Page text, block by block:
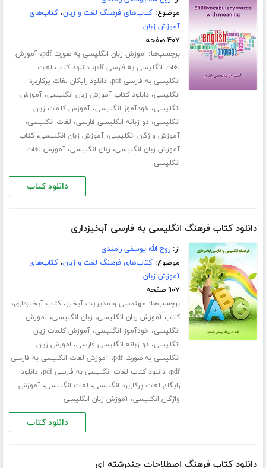
موضوع:کتاب‌های فرهنگ لغت و زبان،کتاب‌های
آموزش زبان
۴۰۷ صفحه
برچسب‌ها: اموزش زبان انگلیسی به صورت pdf ،آموزش
لغات انگلیسی به فارسی pdf
،دانلود کتاب لغات
انگلیسی به فارسی pdf
،دانلود رایگان لغات پرکاربرد
انگلیسی،دانلود کتاب آموزش زبان انگلیسی،آموزش
انگلیسی، خودآموز انگلیسی،آموزش کلمات زبان
انگلیسی،دو زبانه انگلیسی فارسی، لغات انگلیسی،
آموزش واژگان انگلیسی،آموزش زبان انگلیسی،کتاب
آموزش زبان انگلیسی، زبان انگلیسی،آموزش لغات
انگلیسی
دانلود کتاب
دانلود کتاب فرهنگ انگلیسی به فارسی آبخیزداری
از:روح الله یوسفی رامندی
موضوع:کتاب‌های فرهنگ لغت و زبان،کتاب‌های
آموزش زبان
۹۰۷ صفحه
برچسب‌ها: مهندسی و مدیریت آبخیز،کتاب آبخیزداری،
کتاب آموزش زبان انگلیسی، زبان انگلیسی،آموزش
انگلیسی، خودآموز انگلیسی،آموزش کلمات زبان
انگلیسی،دو زبانه انگلیسی فارسی، اموزش زبان
انگلیسی به صورت pdf
،آموزش لغات انگلیسی به فارسی
pdf،دانلود کتاب لغات انگلیسی به فارسی pdf ،دانلود
رایگان لغات پرکاربرد انگلیسی، لغات انگلیسی،آموزش
واژگان انگلیسی،آموزش زبان انگلیسی
دانلود کتاب
دانلود کتاب فرهنگ اصطلاحات چندرشته ای